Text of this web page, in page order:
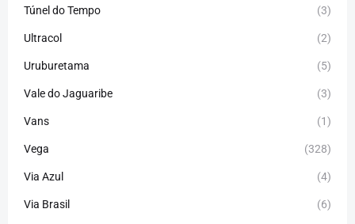
Túnel do Tempo (3)
Ultracol (2)
Uruburetama (5)
Vale do Jaguaribe (3)
Vans (1)
Vega (328)
Via Azul (4)
Via Brasil (6)